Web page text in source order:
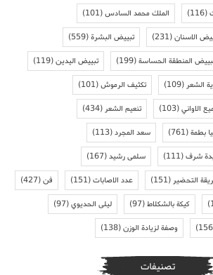
(116) الملك محمد السادس(101)
الاسنان(231) تبييض البشرة(559)
المنطقة الحساسة(199) تبييض اليدين(119)
الشعر(109) تكثيف الرموش(101)
الاواني(103) تنعيم الشعر(434)
بطمة(761) سعد المجرد(113)
شرف(111) سلمى رشيد(167)
التحضير(151) عدد الاصابات(151) فن(427)
كيكة بالشكلاط(97) ليلى الحديوي(97)
وصفة لزيادة الوزن(138)
تصنيفات